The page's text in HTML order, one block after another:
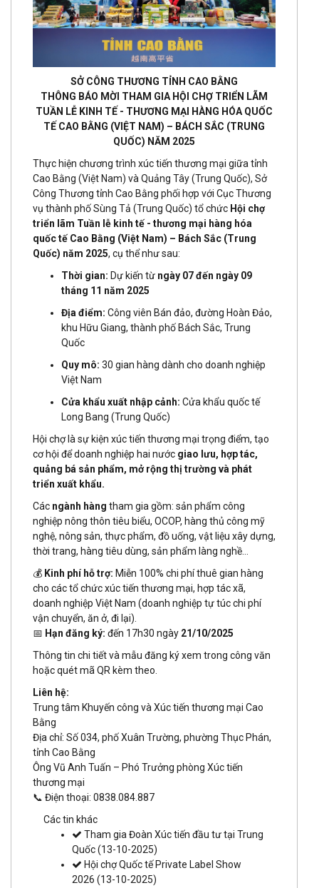
SỞ CÔNG THƯƠNG TỈNH CAO BẰNG
THÔNG BÁO MỜI THAM GIA HỘI CHỢ TRIỂN LÃM
TUẦN LỄ KINH TẾ - THƯƠNG MẠI HÀNG HÓA QUỐC
TẾ CAO BẰNG (VIỆT NAM) – BÁCH SẮC (TRUNG
QUỐC) NĂM 2025
Thực hiện chương trình xúc tiến thương mại giữa tỉnh
Cao Bằng (Việt Nam) và Quảng Tây (Trung Quốc), Sở
Công Thương tỉnh Cao Bằng phối hợp với Cục Thương
vụ thành phố Sùng Tả (Trung Quốc) tổ chức Hội chợ
triển lãm Tuần lễ kinh tế - thương mại hàng hóa
quốc tế Cao Bằng (Việt Nam) – Bách Sắc (Trung
Quốc) năm 2025, cụ thể như sau:
Thời gian: Dự kiến từ ngày 07 đến ngày 09
tháng 11 năm 2025
Địa điểm: Công viên Bán đảo, đường Hoàn Đảo,
khu Hữu Giang, thành phố Bách Sắc, Trung
Quốc
Quy mô: 30 gian hàng dành cho doanh nghiệp
Việt Nam
Cửa khẩu xuất nhập cảnh: Cửa khẩu quốc tế
Long Bang (Trung Quốc)
Hội chợ là sự kiện xúc tiến thương mại trọng điểm, tạo
cơ hội để doanh nghiệp hai nước giao lưu, hợp tác,
quảng bá sản phẩm, mở rộng thị trường và phát
triển xuất khẩu.
Các ngành hàng tham gia gồm: sản phẩm công
nghiệp nông thôn tiêu biểu, OCOP, hàng thủ công mỹ
nghệ, nông sản, thực phẩm, đồ uống, vật liệu xây dựng,
thời trang, hàng tiêu dùng, sản phẩm làng nghề…
💰 Kinh phí hỗ trợ: Miễn 100% chi phí thuê gian hàng
cho các tổ chức xúc tiến thương mại, hợp tác xã,
doanh nghiệp Việt Nam (doanh nghiệp tự túc chi phí
vận chuyển, ăn ở, đi lại).
📅 Hạn đăng ký: đến 17h30 ngày 21/10/2025
Thông tin chi tiết và mẫu đăng ký xem trong công văn
hoặc quét mã QR kèm theo.
Liên hệ:
Trung tâm Khuyến công và Xúc tiến thương mại Cao
Bằng
Địa chỉ: Số 034, phố Xuân Trường, phường Thục Phán,
tỉnh Cao Bằng
Ông Vũ Anh Tuấn – Phó Trưởng phòng Xúc tiến
thương mại
📞 Điện thoại: 0838.084.887
Các tin khác
Tham gia Đoàn Xúc tiến đầu tư tại Trung
Quốc(13-10-2025)
Hội chợ Quốc tế Private Label Show
2026 (13-10-2025)